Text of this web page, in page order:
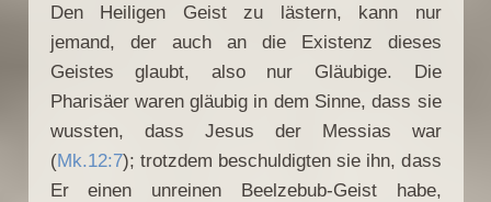
Den Heiligen Geist zu lästern, kann nur
jemand, der auch an die Existenz dieses
Geistes glaubt, also nur Gläubige. Die
Pharisäer waren gläubig in dem Sinne, dass sie
wussten, dass Jesus der Messias war
(Mk.12:7); trotzdem beschuldigten sie ihn, dass
Er einen unreinen Beelzebub-Geist habe,